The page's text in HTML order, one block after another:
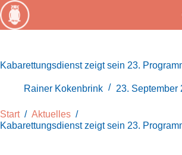
Zum
Inhalt
springen
Kabarettungsdienst zeigt sein 23.
Rainer Kokenbrink 23. September
Start / Aktuelles /
Kabarettungsdienst zeigt sein 23.